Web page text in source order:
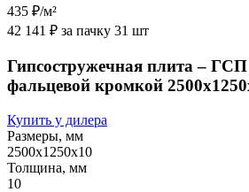
435 ₽/м²
42 141 ₽ за пачку 31 шт
Гипсостружечная плита – ГСП
фальцевой кромкой
Купить у дилера
Размеры, мм
2500х1250х10
Толщина, мм
10